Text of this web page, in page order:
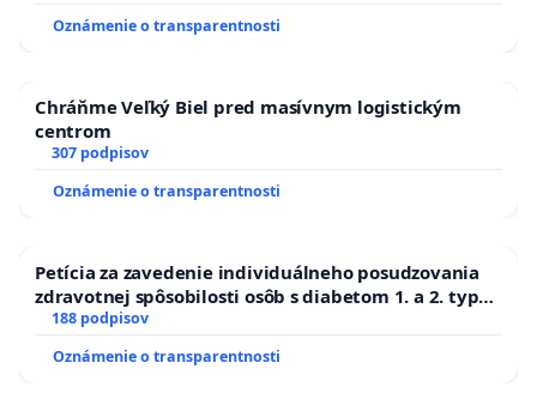
Oznámenie o transparentnosti
Chráňme Veľký Biel pred masívnym logistickým
centrom
307 podpisov
Oznámenie o transparentnosti
Petícia za zavedenie individuálneho posudzovania
zdravotnej spôsobilosti osôb s diabetom 1. a 2. typu
pri prijímaní do Policajného zboru SR
188 podpisov
Oznámenie o transparentnosti